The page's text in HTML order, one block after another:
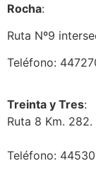
Rocha:
Ruta Nº9
Teléfono:
Treinta y Tres:
Ruta 8 Km. 282.
Teléfono: